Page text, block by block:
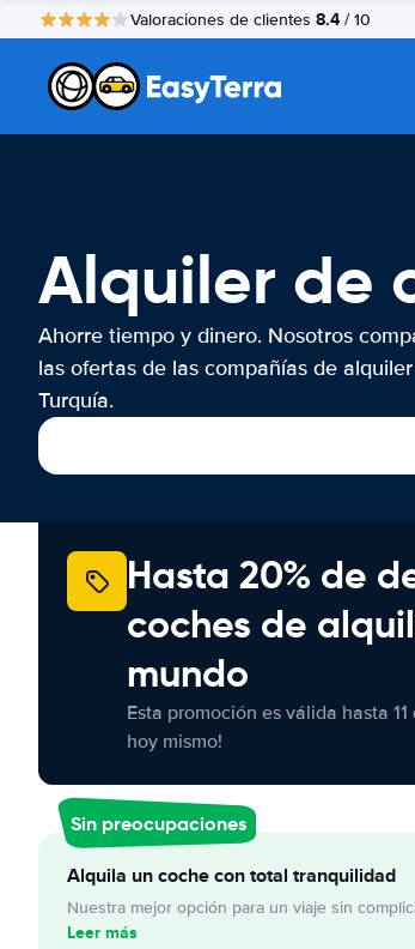
Valoraciones de clientes 8.4 / 10
Alquiler de
Ahorre tiempo y dinero. Nosotros
las ofertas de las compañías de
Turquía.
Hasta 20% de
coches de
mundo
Esta promoción es válida hasta
hoy mismo!
Sin preocupaciones
Alquila un coche con total tranquilidad
Nuestra mejor opción para un viaje sin
Leer más